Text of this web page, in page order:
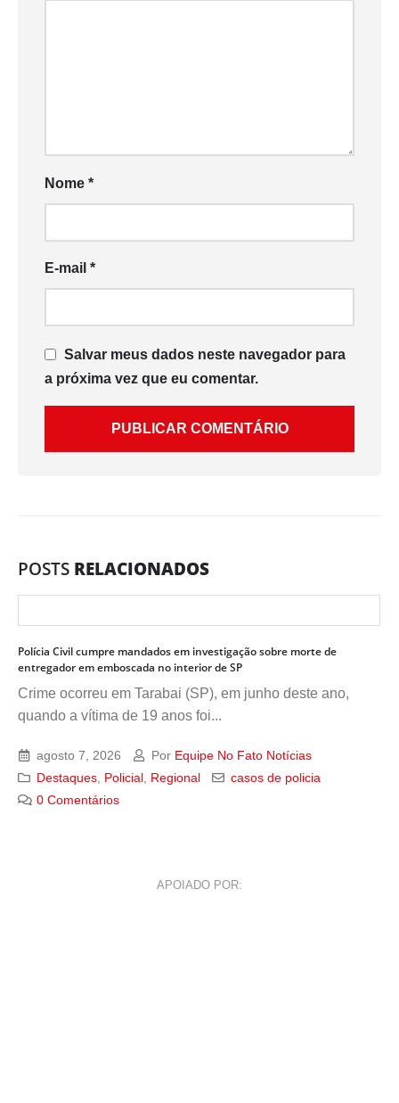
Nome *
E-mail *
Salvar meus dados neste navegador para
a próxima vez que eu comentar.
POSTS RELACIONADOS
Polícia Civil cumpre mandados em investigação sobre morte de
entregador em emboscada no interior de SP
Crime ocorreu em Tarabai (SP), em junho deste ano,
quando a vítima de 19 anos foi...
agosto 7, 2026 Por Equipe No Fato Notícias
Destaques, Policial, Regional
casos de policia
0 Comentários
APOIADO POR: